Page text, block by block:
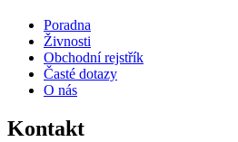
Poradna
Živnosti
Obchodní rejstřík
Časté dotazy
O nás
Kontakt